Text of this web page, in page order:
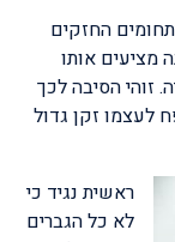
החזקים
מציעים אותו
זוהי הסיבה לכך
לעצמו זקן גדול
ראשית נגיד כי
לא כל הגברים